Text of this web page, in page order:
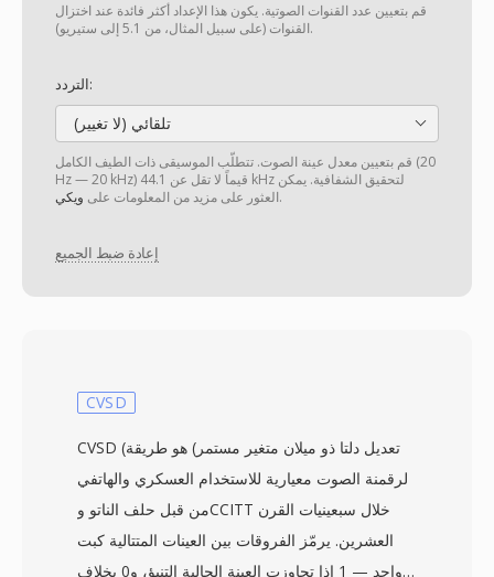
قم بتعيين عدد القنوات الصوتية. يكون هذا الإعداد أكثر فائدة عند اختزال
القنوات (على سبيل المثال، من 5.1 إلى ستيريو).
التردد:
تلقائي (لا تغيير)
قم بتعيين معدل عينة الصوت. تتطلّب الموسيقى ذات الطيف الكامل (20
Hz — 20 kHz) قيماً لا تقل عن 44.1 kHz لتحقيق الشفافية. يمكن
العثور على مزيد من المعلومات على ويكي .
إعادة ضبط الجميع
CVSD
CVSD (تعديل دلتا ذو ميلان متغير مستمر) هو طريقة
لرقمنة الصوت معيارية للاستخدام العسكري والهاتفي
من قبل حلف الناتو وCCITT خلال سبعينيات القرن
العشرين. يرمّز الفروقات بين العينات المتتالية كبت
واحد — 1 إذا تجاوزت العينة الحالية التنبؤ، و0 بخلاف